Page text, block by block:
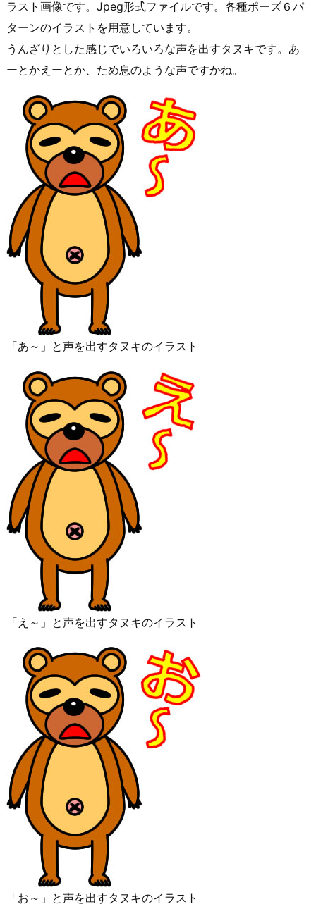
ラスト画像です。Jpeg形式ファイルです。各種ポーズ６パ
ターンのイラストを用意しています。
うんざりとした感じでいろいろな声を出すタヌキです。あ
ーとかえーとか、ため息のような声ですかね。
「あ～」と声を出すタヌキのイラスト
「え～」と声を出すタヌキのイラスト
「お～」と声を出すタヌキのイラスト